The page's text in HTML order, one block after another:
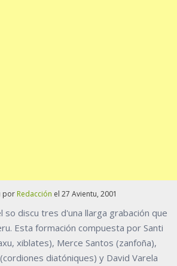
por Redacción el 27 Avientu, 2001
so discu tres d'una llarga grabación que
Esta formación compuesta por Santi
xiblates), Merce Santos (zanfoña),
diatóniques) y David Varela